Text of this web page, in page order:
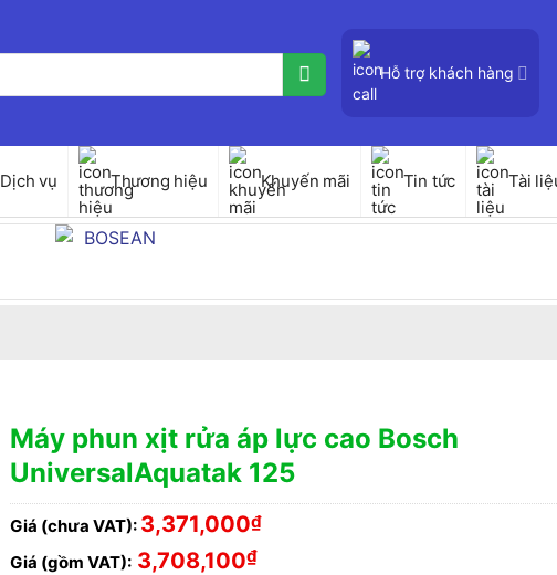
Hỗ trợ khách hàng
Dịch vụ Thương hiệu Khuyến mãi Tin tức Tài
Máy phun xịt rửa áp lực cao Bosch
UniversalAquatak 125
Giá (chưa VAT): 3,371,000₫
Giá (gồm VAT): 3,708,100₫